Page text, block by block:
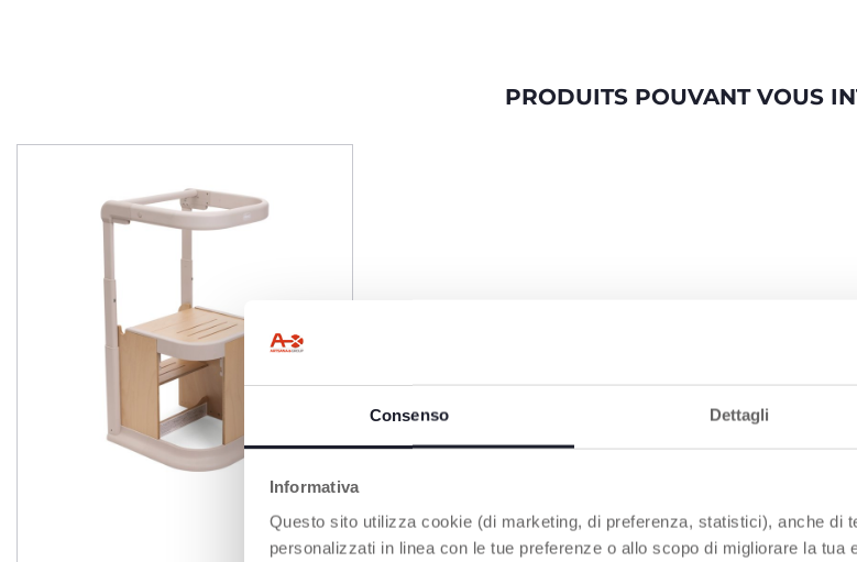
Consenso Dettagli
Informativa
Questo sito utilizza cookie (di marketing, di preferenza, statistici), anche di
personalizzati in linea con le tue preferenze o allo scopo di migliorare la tua
PRODUITS POUVANT VOUS